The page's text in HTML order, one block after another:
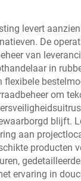
levert
De
van
in
om
blijft.
aan
ervaring in